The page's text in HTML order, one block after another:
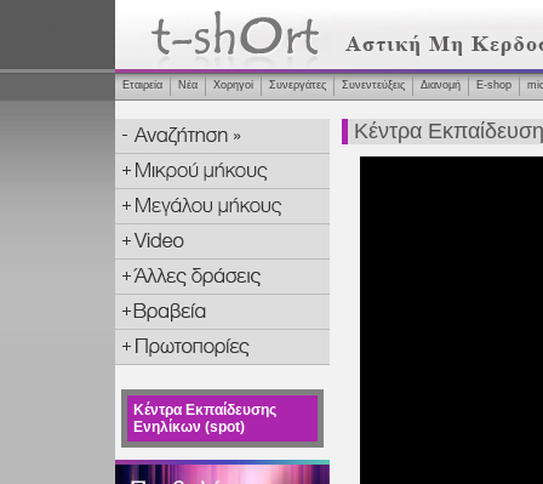
Εταιρεία Νέα Χορηγοί Συνεργάτες Συνεντεύξεις Διανομή Ε-shop
Κέντρα Εκπαίδευσης
Ενηλίκων (spot)
Κέντρα